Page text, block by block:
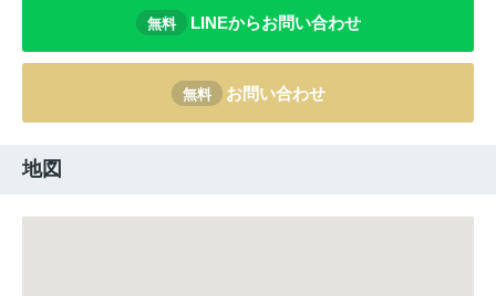
無料 LINEからお問い合わせ
無料 お問い合わせ
地図